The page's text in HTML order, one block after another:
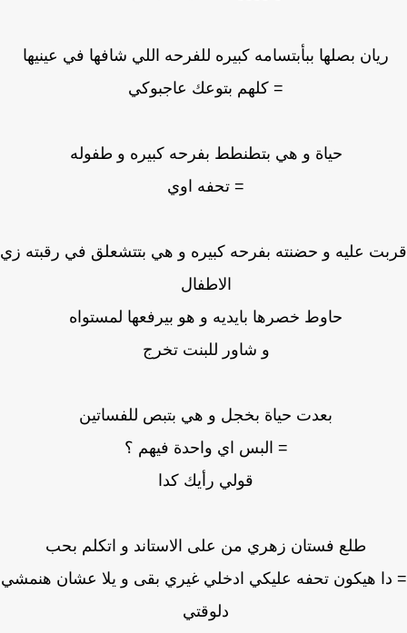
ريان بصلها ببأبتسامه كبيره للفرحه اللي شافها في عينيها
= كلهم بتوعك عاجبوكي
حياة و هي بتطنطط بفرحه كبيره و طفوله
= تحفه اوي
عليه و حضنته بفرحه كبيره و هي بتتشعلق في رقبته زي
الاطفال
حاوط خصرها بايديه و هو بيرفعها لمستواه
و شاور للبنت تخرج
بعدت حياة بخجل و هي بتبص للفساتين
= البس اي واحدة فيهم ؟
قولي رأيك كدا
طلع فستان زهري من على الاستاند و اتكلم بحب
هيكون تحفه عليكي ادخلي غيري بقى و يلا عشان هنمشي
دلوقتي